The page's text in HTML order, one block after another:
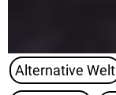
Alternative Welt